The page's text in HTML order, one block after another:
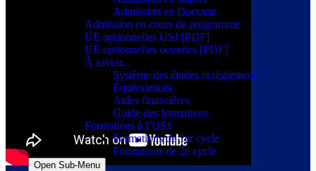
Admission en Doctorat
Admission en cours de programme
UE optionnelles USJ [PDF]
UE optionnelles ouvertes [PDF]
À savoir...
Système des études et règlement
Équivalences
Aides financières
Guide des formations
Formations à l’USJ
Formations de 1er cycle
Formations de 2e cycle
Open Sub-Menu